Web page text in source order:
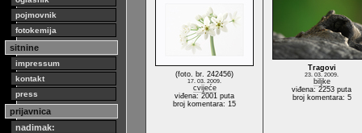
pojmovnik
fotokemija
sitnine
impressum
kontakt
press
prijavnica
nadimak:
(foto. br. 242456)
17. 03. 2009.
cvijeće
viđena: 2001 puta
broj komentara: 15
Tragovi
23. 03. 2009.
biljke
viđena: 2253 puta
broj komentara: 5